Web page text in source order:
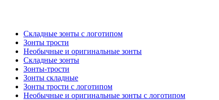
Складные зонты с логотипом
Зонты трости
Необычные и оригинальные зонты
Складные зонты
Зонты-трости
Зонты складные
Зонты трости с логотипом
Необычные и оригинальные зонты с логотипом